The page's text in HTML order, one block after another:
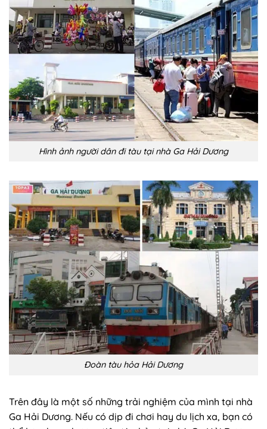
Hình ảnh người dân đi tàu tại nhà Ga Hải Dương
Đoàn tàu hỏa Hải Dương
Trên đây là một số những trải nghiệm của mình tại nhà
Ga Hải Dương. Nếu có dịp đi chơi hay du lịch xa, bạn có